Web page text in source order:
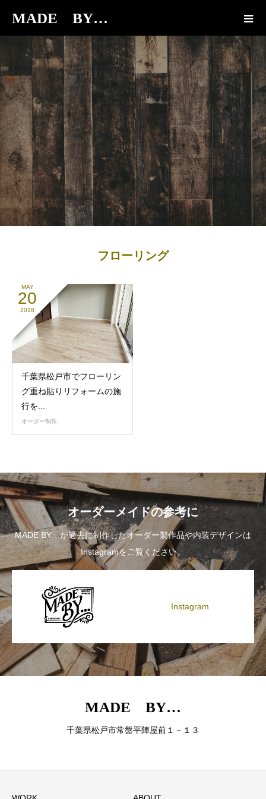
MADE BY…
フローリング
MAY
20
2018
千葉県松戸市でフローリン
グ重ね貼りリフォームの施
行を...
オーダー制作
オーダーメイドの参考に
MADE BY…が過去に制作したオーダー製作品や内装デザインは
Instagramをご覧ください。
Instagram
MADE BY…
千葉県松戸市常盤平陣屋前１－１３